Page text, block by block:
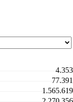
4.353
77.391
1.565.619